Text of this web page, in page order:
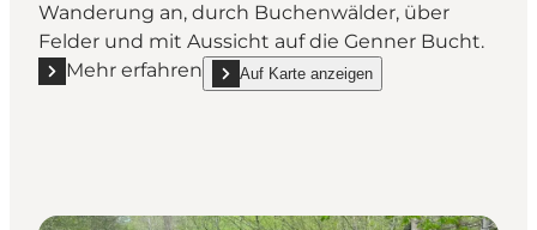
Wanderung an, durch Buchenwälder, über
Felder und mit Aussicht auf die Genner Bucht.
Mehr erfahren
Mehr erfahren "Der Kalvø-Pfad"
Auf Karte anzeigen
show Der Kalvø-Pfad on_map